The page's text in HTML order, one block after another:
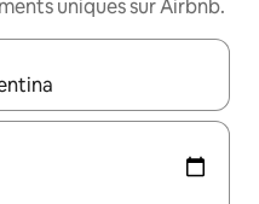
uniques sur Airbnb.
parcourez-les en utilisant